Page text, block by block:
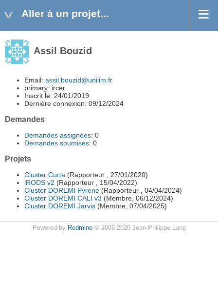
Aller à un projet...
Assil Bouzid
Email: assil.bouzid@unilim.fr
primary: ircer
Inscrit le: 24/01/2019
Dernière connexion: 09/12/2024
Demandes
Demandes assignées: 0
Demandes soumises: 0
Projets
Cluster Curta (Rapporteur , 27/01/2020)
iRODS v2 (Rapporteur , 15/04/2022)
Cluster DOREMI Pyrene (Rapporteur , 04/04/2024)
Cluster DOREMI CALI v3 (Membre, 06/12/2024)
Cluster DOREMI Jarvis (Membre, 07/04/2025)
Powered by Redmine© 2006-2020 Jean-Philippe Lang